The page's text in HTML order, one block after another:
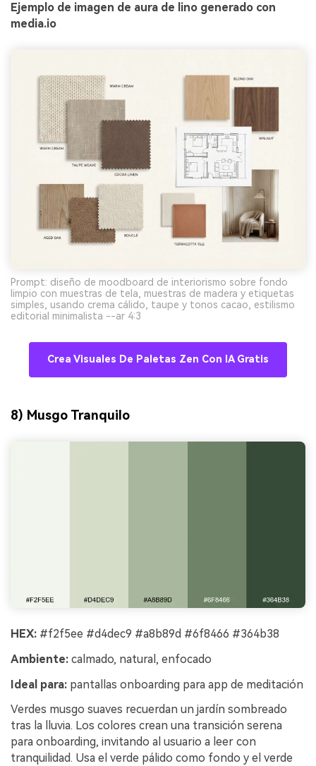
Ejemplo de imagen de aura de lino generado con
media.io
Prompt: diseño de moodboard de interiorismo sobre fondo
limpio con muestras de tela, muestras de madera y etiquetas
simples, usando crema cálido, taupe y tonos cacao, estilismo
editorial minimalista --ar 4:3
Crea Visuales De Paletas Zen Con IA Gratis
8) Musgo Tranquilo
HEX: #f2f5ee #d4dec9 #a8b89d #6f8466 #364b38
Ambiente: calmado, natural, enfocado
Ideal para: pantallas onboarding para app de meditación
Verdes musgo suaves recuerdan un jardín sombreado
tras la lluvia. Los colores crean una transición serena
para onboarding, invitando al usuario a leer con
tranquilidad. Usa el verde pálido como fondo y el verde